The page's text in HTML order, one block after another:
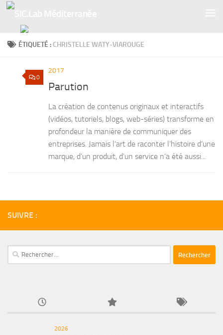
ÉTIQUETÉ : CHRISTELLE WATY-VIAROUGE
0
2017
Parution
La création de contenus originaux et interactifs
(vidéos, tutoriels, blogs, web-séries) transforme en
profondeur la manière de communiquer des
entreprises. Jamais l’art de raconter l’histoire d’une
marque, d’un produit, d’un service n’a été aussi...
SUIVRE :
Rechercher :
2026